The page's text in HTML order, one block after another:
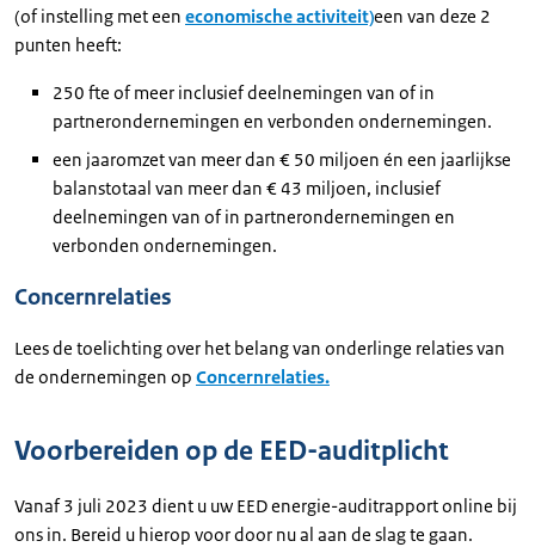
(of instelling met een economische activiteit)een van deze 2
punten heeft:
250 fte of meer inclusief deelnemingen van of in
partnerondernemingen en verbonden ondernemingen.
een jaaromzet van meer dan € 50 miljoen én een jaarlijkse
balanstotaal van meer dan € 43 miljoen, inclusief
deelnemingen van of in partnerondernemingen en
verbonden ondernemingen.
Concernrelaties
Lees de toelichting over het belang van onderlinge relaties van
de ondernemingen op Concernrelaties.
Voorbereiden op de EED-auditplicht
Vanaf 3 juli 2023 dient u uw EED energie-auditrapport online bij
ons in. Bereid u hierop voor door nu al aan de slag te gaan.